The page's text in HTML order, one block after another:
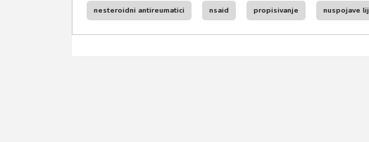
nesteroidni antireumatici nsaid propisivanje nuspojave